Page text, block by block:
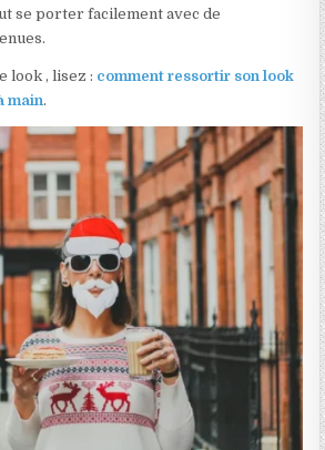
se porter facilement avec de
look , lisez : comment ressortir son look
main.